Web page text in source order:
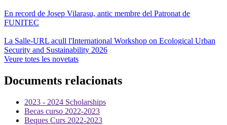
En record de Josep Vilarasu, antic membre del Patronat de
FUNITEC
La Salle-URL acull l'International Workshop on Ecological Urban
Security and Sustainability 2026
Veure totes les novetats
Documents relacionats
2023 - 2024 Scholarships
Becas curso 2022-2023
Beques Curs 2022-2023